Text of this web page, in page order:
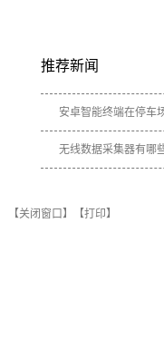
推荐新闻
安卓智能终端在停车
无线数据采集器有哪
【关闭窗口】 【打印】